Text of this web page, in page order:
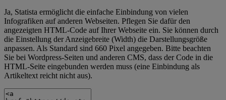
Ja, Statista ermöglicht die einfache Einbindung von vielen
Infografiken auf anderen Webseiten. Pflegen Sie dafür den
angezeigten HTML-Code auf Ihrer Webseite ein. Sie können durch
die Einstellung der Anzeigebreite (Width) die Darstellungsgröße
anpassen. Als Standard sind 660 Pixel angegeben. Bitte beachten
Sie bei Wordpress-Seiten und anderen CMS, dass der Code in die
HTML-Seite eingebunden werden muss (eine Einbindung als
Artikeltext reicht nicht aus).